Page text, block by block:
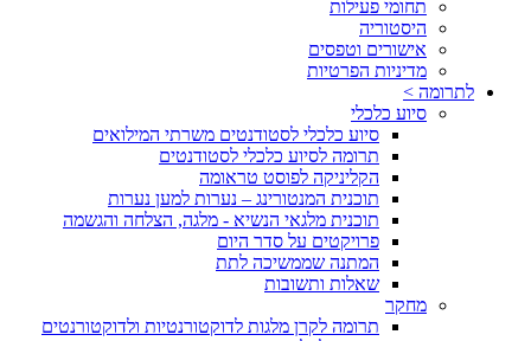
תחומי פעילות
היסטוריה
אישורים וטפסים
מדיניות הפרטיות
לתרומה >
סיוע כלכלי
סיוע כלכלי לסטודנטים משרתי המילואים
תרומה לסיוע כלכלי לסטודנטים
הקליניקה לפוסט טראומה
תוכנית המנטורינג – נערות למען נערות
תוכנית מלגאי הנשיא - מלגה, הצלחה והגשמה
פרויקטים על סדר היום
המתנה שממשיכה לתת
שאלות ותשובות
מחקר
תרומה לקרן מלגות לדוקטורנטיות ולדוקטורנטים